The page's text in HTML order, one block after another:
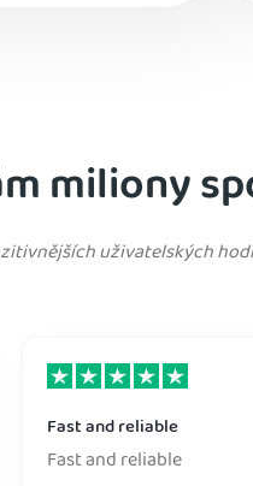
miliony
uživatelských
Fast and reliable
Fast and reliable